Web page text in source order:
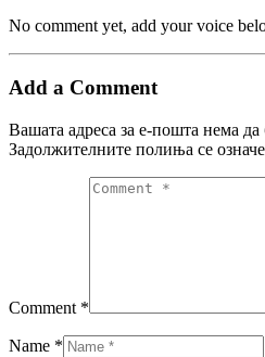
No comment yet, add your voice
Add a Comment
Вашата адреса за е-пошта нема да
Задолжителните полиња се
Comment *
Name *